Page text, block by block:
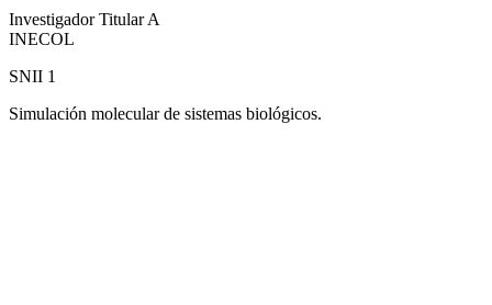
Investigador Titular A
INECOL
SNII 1
Simulación molecular de sistemas biológicos.